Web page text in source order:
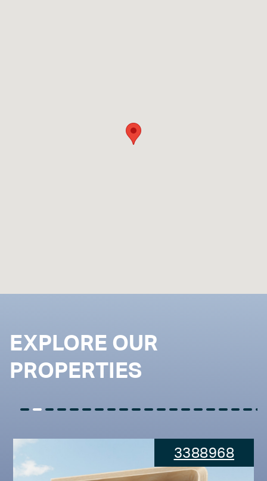
EXPLORE OUR
PROPERTIES
3388968